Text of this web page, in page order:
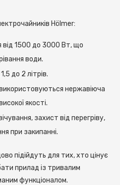
Hölmer:
від 1500 до 3000 Вт, що
води.
до 2 літрів.
нержавіюча
якості.
захист від перегріву,
при закипанні.
підійдуть для тих, хто цінує
прилад із тривалим
функціоналом.